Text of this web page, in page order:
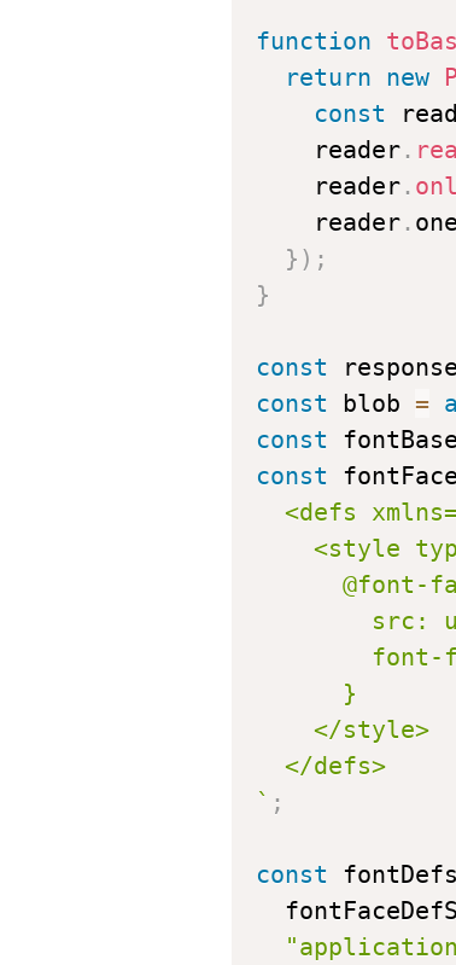
function
return
new
const
    reader
.
    reader
.
    reader
.
} ) ;
}
const
const blob =
const
const
src:
` ;
const